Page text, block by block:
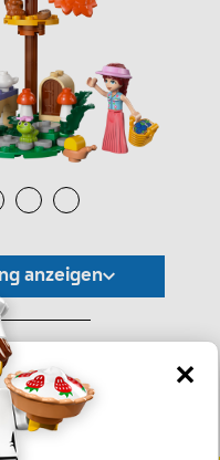
anzeigen
-
Ermessen des Händlers